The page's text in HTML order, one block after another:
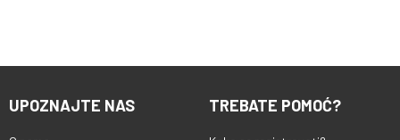
UPOZNAJTE NAS TREBATE POMOĆ?